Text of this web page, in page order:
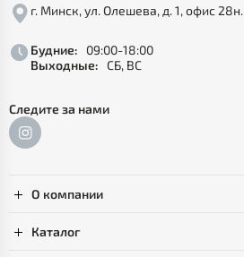
г. Минск, ул. Олешева, д. 1, офис 28н.
Будние:
09:00-18:00
Выходные: СБ, ВС
Следите за нами
О компании
Каталог